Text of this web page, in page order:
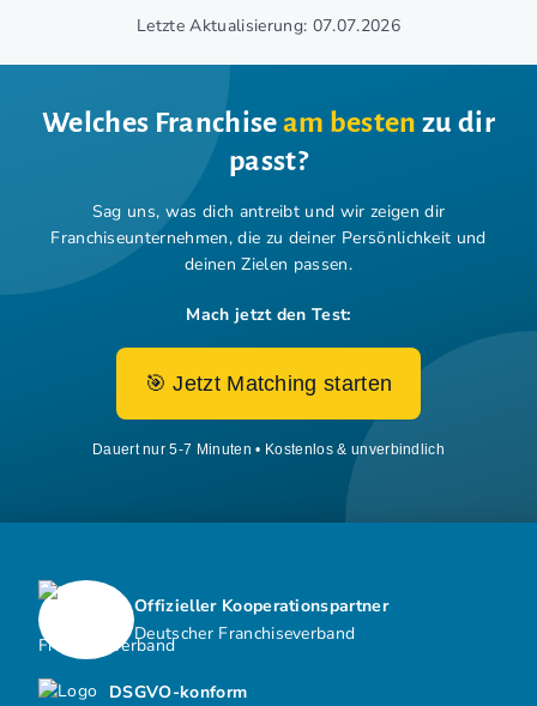
Letzte Aktualisierung: 07.07.2026
Welches Franchiseam besten zu dir
passt?
Sag uns, was dich antreibt und wir zeigen dir
Franchiseunternehmen, die zu deiner Persönlichkeit und
deinen Zielen passen.
Mach jetzt den Test:
🎯 Jetzt Matching starten
Dauert nur 5-7 Minuten • Kostenlos & unverbindlich
DSGVO-konform
Offizieller Kooperationspartner
Deutscher Franchiseverband